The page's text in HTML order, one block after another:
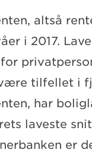
altså
i 2017.
tilfellet i
har
laveste
er